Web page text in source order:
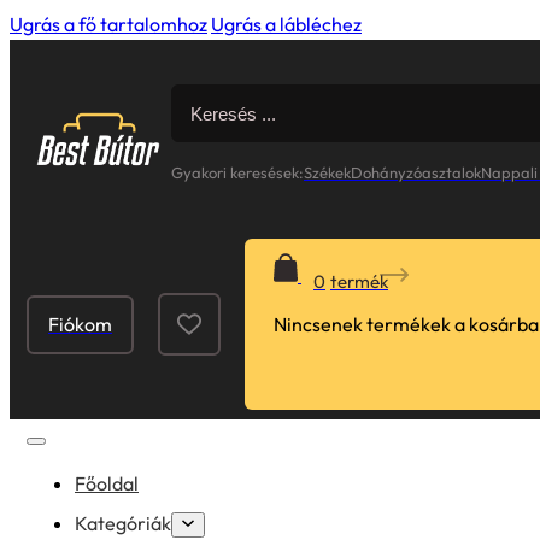
Ugrás a fő tartalomhoz Ugrás a lábléchez
for:
Gyakori keresések:SzékekDohányzóasztalok
Fiókom
0
Nincsenek termékek a
Főoldal
Kategóriák